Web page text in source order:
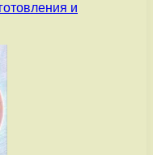
и